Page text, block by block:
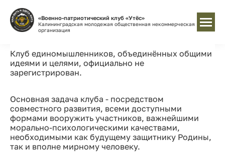
«Военно-патриотический клуб «Утёс»
Калининградская молодежая общественная некоммерческая
организация
Клуб единомышленников, объединённых общими
идеями и целями, официально не
зарегистрирован.
Основная задача клуба - посредством
совместного развития, всеми доступными
формами вооружить участников, важнейшими
морально-психологическими качествами,
необходимыми как будущему защитнику Родины,
так и вполне мирному человеку.